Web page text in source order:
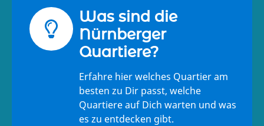
Was sind die
Nürnberger
Quartiere?
Erfahre hier welches Quartier am
besten zu Dir passt, welche
Quartiere auf Dich warten und was
es zu entdecken gibt.